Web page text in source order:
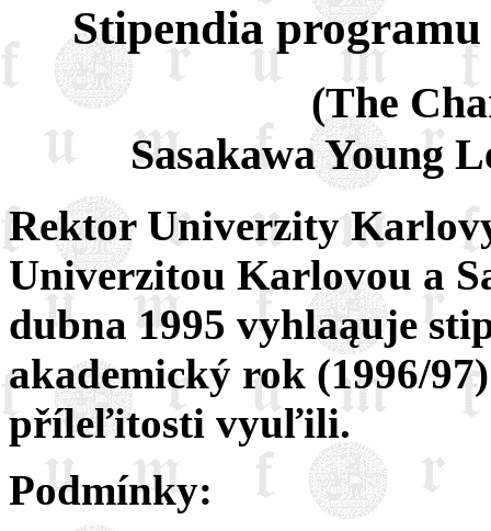
Stipendia
(The
Sasakawa Young
Rektor Univerzity
Univerzitou Karlovou a
dubna 1995 vyhlaąuje
akademický rok (1996/
příleľitosti vyuľili.
Podmínky: